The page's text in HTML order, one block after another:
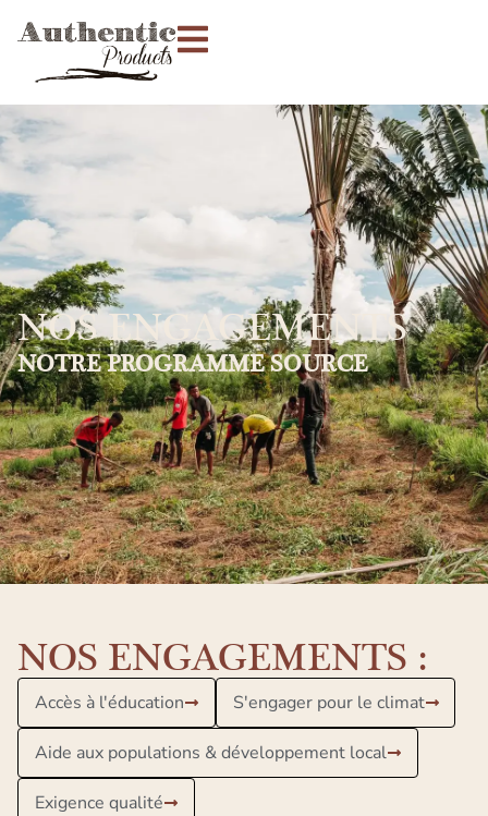
NOS ENGAGEMENTS
NOTRE PROGRAMME SOURCE
NOS ENGAGEMENTS :
Accès à l'éducation S'engager pour le climat
Aide aux populations & développement local
Exigence qualité